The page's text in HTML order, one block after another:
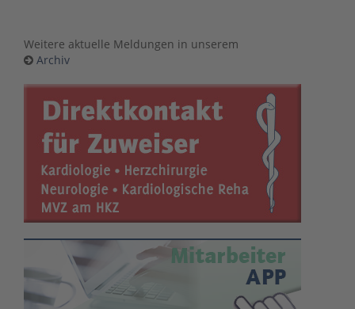
Weitere aktuelle Meldungen in unserem
Archiv